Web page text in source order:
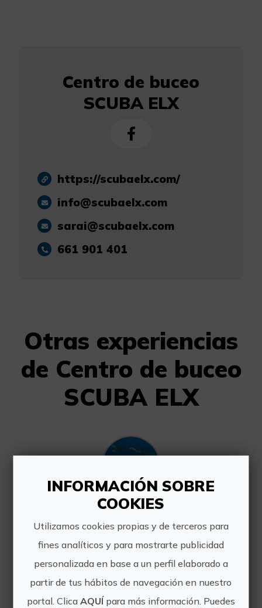
Centro de buceo
SCUBA ELX
https://scubaelx.com/
info@scubaelx.com
sarai@scubaelx.com
661 901 401
Otras experiencias
de Centro de buceo
SCUBA ELX
experiencia. No es necesario ningún
conocimiento previo en el buceo, solo
y de vivir nuevas sensaciones al
zambullirte en el mar...
INFORMACIÓN SOBRE
COOKIES
Utilizamos cookies propias y de terceros para
fines analíticos y para mostrarte publicidad
personalizada en base a un perfil elaborado a
partir de tus hábitos de navegación en nuestro
portal. Clica AQUÍpara más información. Puedes